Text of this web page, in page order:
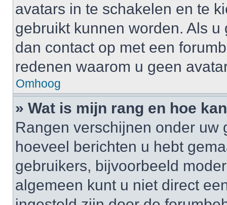
avatars in te schakelen en te
gebruikt kunnen worden. Als
dan contact op met een
redenen waarom u geen
Omhoog
» Wat is mijn rang en hoe
Rangen verschijnen onder uw
hoeveel berichten u hebt
gebruikers, bijvoorbeeld
algemeen kunt u niet direct